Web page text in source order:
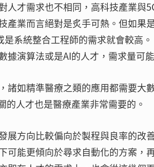
人才需求也不相同，高科技產業與
產業而言絕對是炙手可熱。但如果
是系統整合工程師的需求就會較高
據演算法或是AI的人才，需求量可
諸如精準醫療之類的應用都需要大
的人才也是醫療產業非常需要的。
展方向比較偏向於製程與良率的改
可能更傾向於尋求自動化的方案，